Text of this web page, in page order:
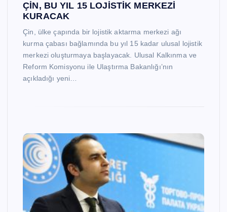
ÇİN, BU YIL 15 LOJİSTİK MERKEZİ
KURACAK
Çin, ülke çapında bir lojistik aktarma merkezi ağı
kurma çabası bağlamında bu yıl 15 kadar ulusal lojistik
merkezi oluşturmaya başlayacak. Ulusal Kalkınma ve
Reform Komisyonu ile Ulaştırma Bakanlığı’nın
açıkladığı yeni…